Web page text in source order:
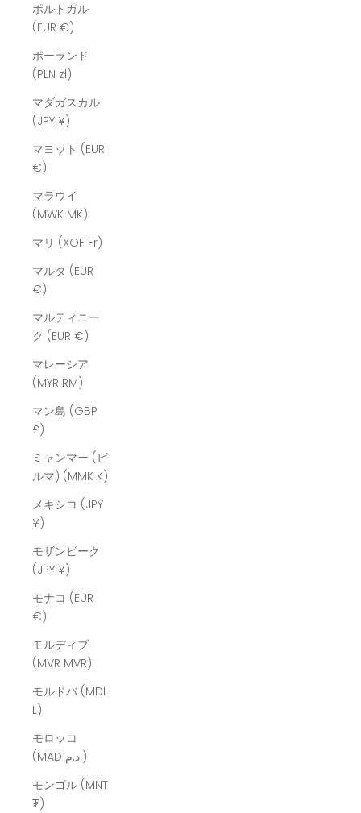
ポルトガル
(EUR €)
ポーランド
(PLN zł)
マダガスカル
(JPY ¥)
マヨット (EUR
€)
マラウイ
(MWK MK)
マリ (XOF Fr)
マルタ (EUR
€)
マルティニー
ク (EUR €)
マレーシア
(MYR RM)
マン島 (GBP
£)
ミャンマー (ビ
ルマ) (MMK K)
メキシコ (JPY
¥)
モザンビーク
(JPY ¥)
モナコ (EUR
€)
モルディブ
(MVR MVR)
モルドバ (MDL
L)
モロッコ
(MAD د.م.)
モンゴル (MNT
₮)